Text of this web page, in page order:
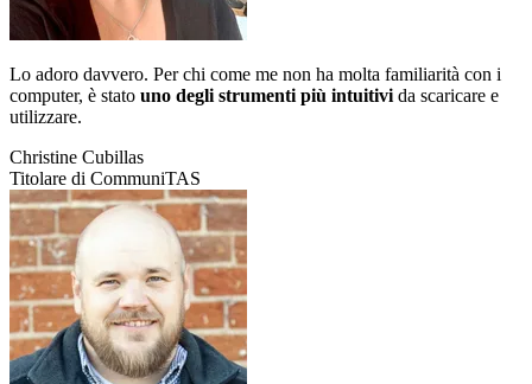
Lo adoro davvero. Per chi come me non ha molta familiarità con i
computer, è stato uno degli strumenti più intuitivi da scaricare e
utilizzare.
Christine Cubillas
Titolare di CommuniTAS